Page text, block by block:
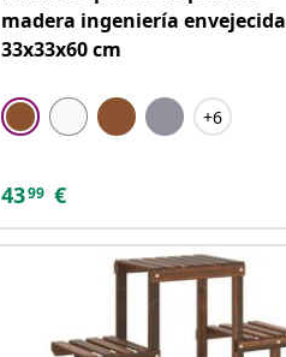
madera ingeniería envejecida
33x33x60 cm
+6
4399 €